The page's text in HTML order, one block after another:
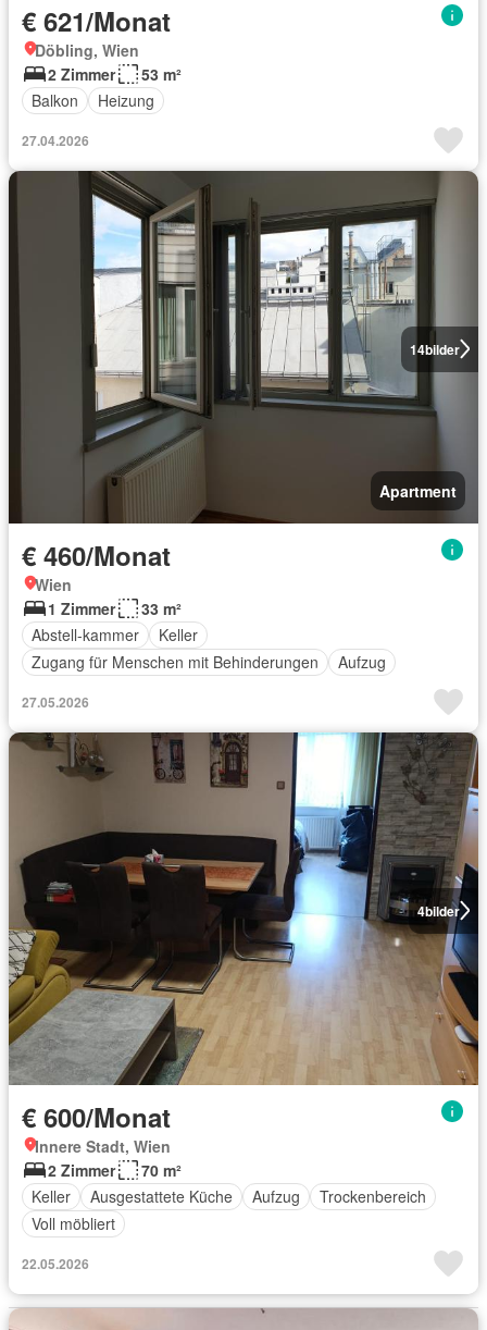
€ 621/Monat
Döbling, Wien
2 Zimmer
53 m²
Balkon
Heizung
27.04.2026
14bilder
Apartment
€ 460/Monat
Wien
1 Zimmer
33 m²
Abstell-kammer
Keller
Zugang für Menschen mit Behinderungen
Aufzug
27.05.2026
4bilder
€ 600/Monat
Innere Stadt, Wien
2 Zimmer
70 m²
Keller
Ausgestattete Küche Aufzug
Trockenbereich
Voll möbliert
22.05.2026